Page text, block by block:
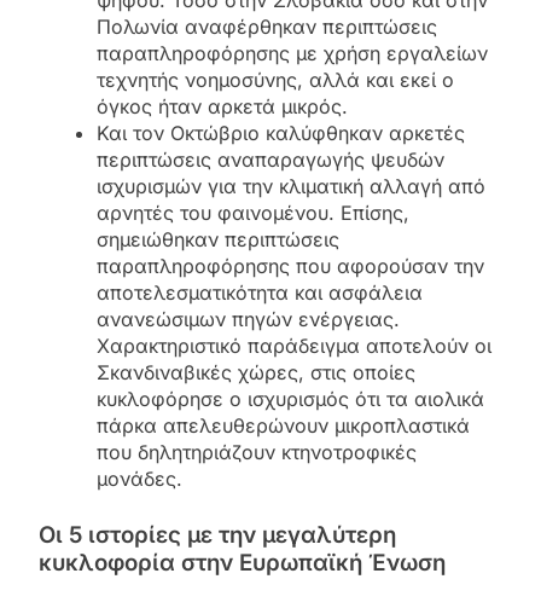
Πολωνία αναφέρθηκαν περιπτώσεις
παραπληροφόρησης με χρήση εργαλείων
τεχνητής νοημοσύνης, αλλά και εκεί ο
όγκος ήταν αρκετά μικρός.
Και τον Οκτώβριο καλύφθηκαν αρκετές
περιπτώσεις αναπαραγωγής ψευδών
ισχυρισμών για την κλιματική αλλαγή από
αρνητές του φαινομένου. Επίσης,
σημειώθηκαν περιπτώσεις
παραπληροφόρησης που αφορούσαν την
αποτελεσματικότητα και ασφάλεια
ανανεώσιμων πηγών ενέργειας.
Χαρακτηριστικό παράδειγμα αποτελούν οι
Σκανδιναβικές χώρες, στις οποίες
κυκλοφόρησε ο ισχυρισμός ότι τα αιολικά
πάρκα απελευθερώνουν μικροπλαστικά
που δηλητηριάζουν κτηνοτροφικές
μονάδες.
Οι 5 ιστορίες με την μεγαλύτερη
κυκλοφορία στην Ευρωπαϊκή Ένωση